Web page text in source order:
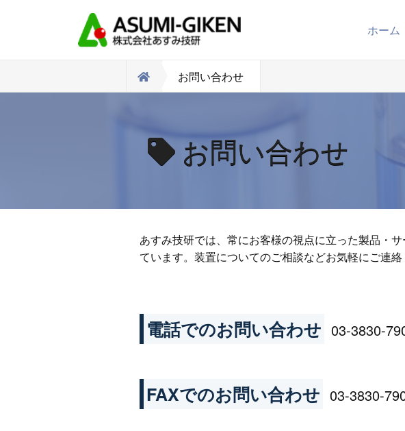
ホーム
お問い合わせ
お問い合わせ
あすみ技研では、常にお客様の視点に立った製品・
ています。装置についてのご相談などお気軽にご連絡
電話でのお問い合わせ 03-3830-
FAXでのお問い合わせ 03-3830-